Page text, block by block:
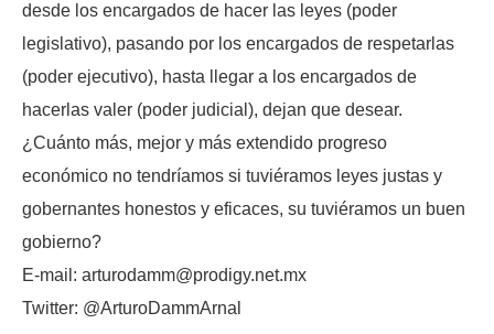
desde los encargados de hacer las leyes (poder
legislativo), pasando por los encargados de respetarlas
(poder ejecutivo), hasta llegar a los encargados de
hacerlas valer (poder judicial), dejan que desear.
¿Cuánto más, mejor y más extendido progreso
económico no tendríamos si tuviéramos leyes justas y
gobernantes honestos y eficaces, su tuviéramos un buen
gobierno?
E-mail: arturodamm@prodigy.net.mx
Twitter: @ArturoDammArnal